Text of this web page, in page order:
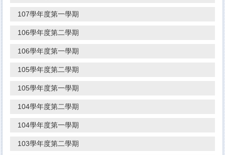
107學年度第一學期
106學年度第二學期
106學年度第一學期
105學年度第二學期
105學年度第一學期
104學年度第二學期
104學年度第一學期
103學年度第二學期